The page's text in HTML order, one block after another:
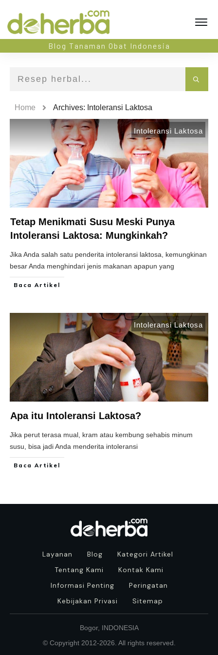
Blog Tanaman Obat Indonesia
Home Archives: Intoleransi Laktosa
Intoleransi Laktosa
Tetap Menikmati Susu Meski Punya
Intoleransi Laktosa: Mungkinkah?
Jika Anda salah satu penderita intoleransi laktosa, kemungkinan
besar Anda menghindari jenis makanan apapun yang
Baca Artikel
Intoleransi Laktosa
Apa itu Intoleransi Laktosa?
Jika perut terasa mual, kram atau kembung sehabis minum
susu, bisa jadi Anda menderita intoleransi
Baca Artikel
Layanan Blog
Kategori Artikel
Tentang Kami
Kontak Kami
Informasi Penting
Peringatan
Kebijakan Privasi
Sitemap
Bogor, INDONESIA
© Copyright 2012-2026 . All rights reserved.